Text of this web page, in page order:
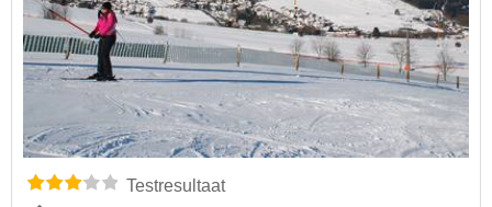
Testresultaat